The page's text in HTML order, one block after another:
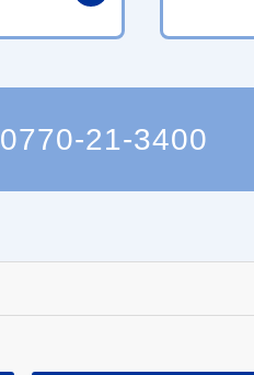
0770-21-3400